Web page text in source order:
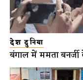
देश दुनिया
बंगाल में ममता